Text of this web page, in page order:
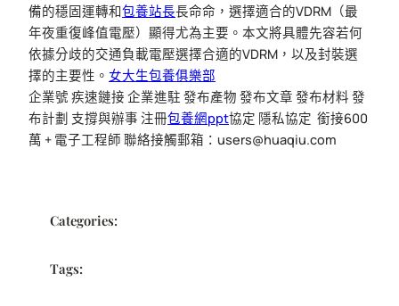
備的穩固運轉和包養站長長命命，選擇適合的VDRM（最
年夜重復峰值電壓）顯得尤為主要。本文將具體先容若何
依據分歧的交通負載電壓選擇合適的VDRM，以及封裝選
擇的主要性。 女大生包養俱樂部
企業號 疾速鏈接 企業進駐 發布產物 發布文章 發布材料 發
布計劃 支撐與辦事 注冊包養網ppt協定 隱私協定 銜接600
萬 + 電子工程師 聯絡接觸郵箱：users@huaqiu.com
Categories:
Tags: